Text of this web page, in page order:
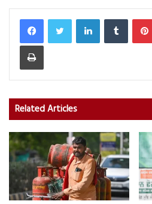
LinkedInTumblr
Print
Related Articles